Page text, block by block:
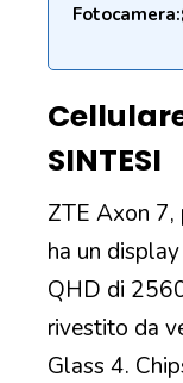
Fotocamera:
SINTESI
ZTE Axon
ha un
QHD di
rivestito da
Glass 4.